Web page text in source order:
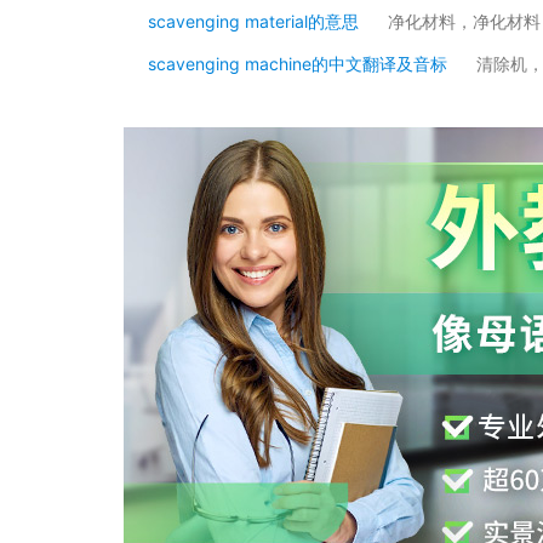
scavenging material的意思 净化材料，净化材料
scavenging machine的中文翻译及音标 清除机